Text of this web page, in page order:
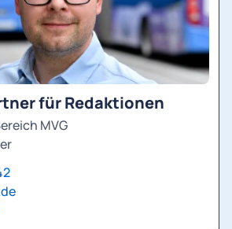
für Redaktionen
MVG